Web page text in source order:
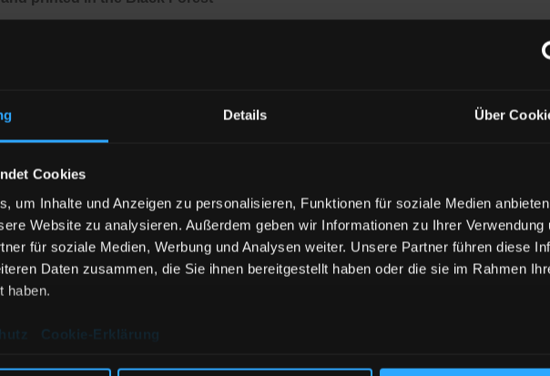
Details Über
Cookies
um Inhalte und Anzeigen zu personalisieren, Funktionen für soziale Medien
Website zu analysieren. Außerdem geben wir Informationen zu Ihrer Verwendung
für soziale Medien, Werbung und Analysen weiter. Unsere Partner führen diese
Daten zusammen, die Sie ihnen bereitgestellt haben oder die sie im Rahmen
haben.
Cookie-Erklärung
sind aus hochwertigem Single Jersey und werden unter fairen
Eine gute Verarbeitung und Passform sind uns hierbei ebenso wichtig wie eine
wird
Klasse 1 zertifiziert, das bedeutet vollkommen unbedenklich und daher auch für
Bestellung individuell drucken, wäre es schön und vor allem resourcenschonend,
Nutze doch einfach unsere Masstabellen, sollte was mal nicht passen, ist